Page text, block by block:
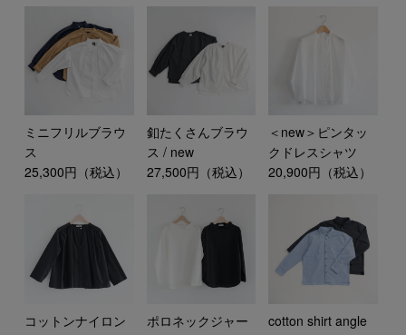
ミニフリルブラウ
ス
25,300円（税込）
釦たくさんブラウ
ス / new
27,500円（税込）
＜new＞ピンタッ
クドレスシャツ
20,900円（税込）
コットンナイロン
ポロネックジャー
cotton shirt angle